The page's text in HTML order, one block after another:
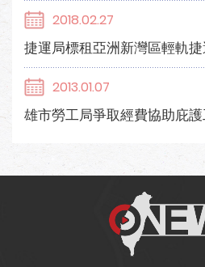
2018.02.27
捷運局標租亞洲新灣區輕軌
2013.01.07
雄市勞工局爭取經費協助庇